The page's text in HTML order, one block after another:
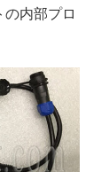
内部プロ